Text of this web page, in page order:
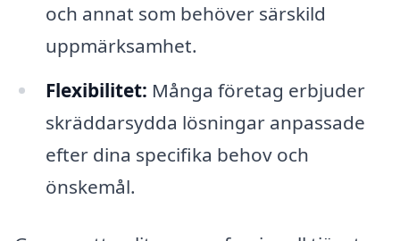
och annat som behöver särskild
uppmärksamhet.
Flexibilitet: Många företag erbjuder
skräddarsydda lösningar anpassade
efter dina specifika behov och
önskemål.